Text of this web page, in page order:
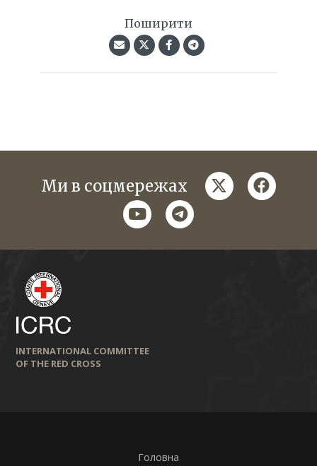
Поширити
Ми в соцмережах twitter
youtubetelegram
INTERNATIONAL COMMITTEE
OF THE RED CROSS
Головна